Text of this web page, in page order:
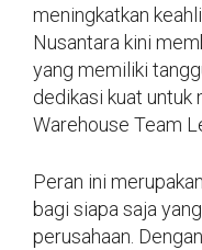
meningkatkan
Nusantara kini
yang memiliki
dedikasi kuat
Warehouse Team
Peran ini
bagi siapa saja
perusahaan.